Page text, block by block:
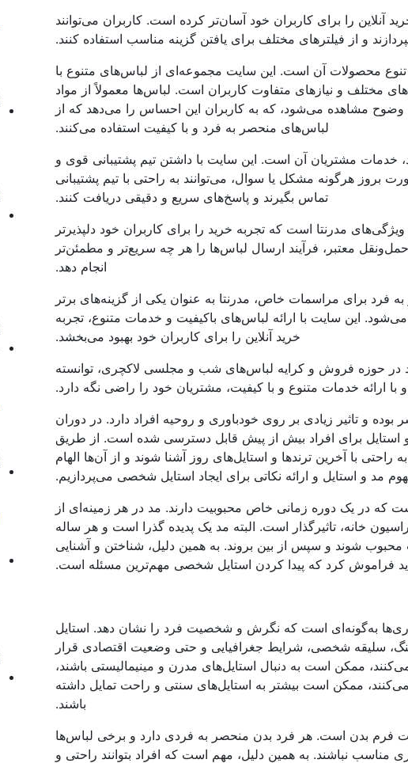
آنلاین را برای کاربران خود آسان‌تر کرده است. کاربران می‌توانند
و از فیلترهای مختلف برای یافتن گزینه مناسب استفاده کنند.
محصولات آن است. این سایت مجموعه‌ای از لباس‌های متنوع با
مختلف و نیازهای متفاوت کاربران است. لباس‌ها معمولاً از مواد
مشاهده می‌شود، که به کاربران این احساس را می‌دهد که از
لباس‌های منحصر به فرد و با کیفیت استفاده می‌کنند.
خدمات مشتریان آن است. این سایت با داشتن تیم پشتیبانی قوی و
بروز هرگونه مشکل یا سوال، می‌توانند به راحتی با تیم پشتیبانی
تماس بگیرند و پاسخ‌های سریع و دقیقی دریافت کنند.
مدرنتا است که تجربه خرید را برای کاربران خود دلپذیرتر
معتبر، فرآیند ارسال لباس‌ها را هر چه سریع‌تر و مطمئن‌تر
انجام دهد.
فرد برای مراسمات خاص، مدرنتا به عنوان یکی از گزینه‌های برتر
این سایت با ارائه لباس‌های باکیفیت و خدمات متنوع، تجربه
خرید آنلاین را برای کاربران خود بهبود می‌بخشد.
در حوزه فروش و کرایه لباس‌های شب و مجلسی لاکچری، توانسته
ارائه خدمات متنوع و با کیفیت، مشتریان خود را راضی نگه دارد.
و تاثیر زیادی بر روی خودباوری و روحیه افراد دارد. در دوران
استایل برای افراد بیش از پیش قابل دسترسی شده است. از طریق
با آخرین ترندها و استایل‌های روز آشنا شوند و از آن‌ها الهام
مد و استایل و ارائه نکاتی برای ایجاد استایل شخصی می‌پردازیم.
که در یک دوره زمانی خاص محبوبیت دارند. مد در هر زمینه‌ای از
خانه، تاثیرگذار است. البته مد یک پدیده گذرا است و هر ساله
شوند و سپس از بین بروند. به همین دلیل، شناختن و آشنایی
فراموش کرد که پیدا کردن استایل شخصی مهم‌ترین مسئله است.
به‌گونه‌ای است که نگرش و شخصیت فرد را نشان دهد. استایل
سلیقه شخصی، شرایط جغرافیایی و حتی وضعیت اقتصادی قرار
ممکن است به دنبال استایل‌های مدرن و مینیمالیستی باشند،
ممکن است بیشتر به استایل‌های سنتی و راحت تمایل داشته
باشند.
فرم بدن است. هر فرد بدن منحصر به فردی دارد و برخی لباس‌ها
نباشند. به همین دلیل، مهم است که افراد بتوانند راحتی و